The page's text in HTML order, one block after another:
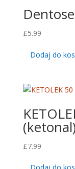
£5.99
Dodaj do
£7.99